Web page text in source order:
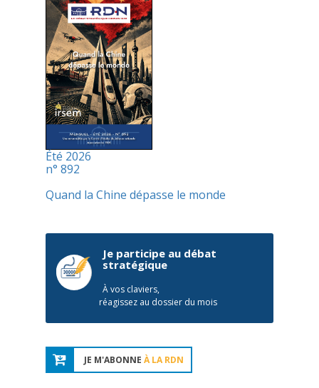
Été 2026
n° 892
Quand la Chine dépasse le monde
Je participe au débat
stratégique
À vos claviers,
réagissez au dossier du mois
JE M'ABONNE À LA RDN